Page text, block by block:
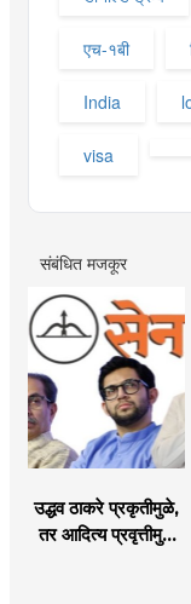
एच-१बी
India
visa
संबंधित मजकूर
उद्धव ठाकरे प्रकृतीमुळे,
तर आदित्य प्रवृत्तीमुळे